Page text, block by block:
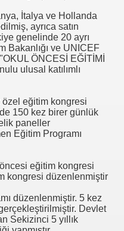
İtalya ve Hollanda
ayrıca satın
genelinde 20 ayrı
Bakanlığı ve UNICEF
ÖNCESİ EĞİTİMİ
ulusal katılımlı
eğitim kongresi
150 kez birer günlük
paneller
Eğitim Programı
öncesi eğitim kongresi
kongresi düzenlenmiştir
düzenlenmiştir. 5 kez
Devlet
Sekizinci 5 yıllık